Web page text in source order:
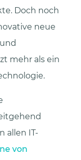
Doch noch
neue
mehr als ein
allen IT-
von